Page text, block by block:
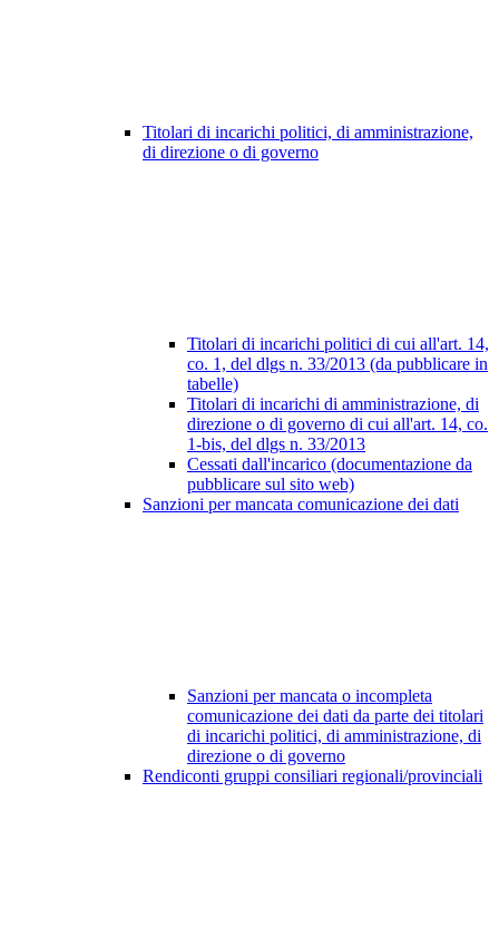
Titolari di incarichi politici, di amministrazione,
di direzione o di governo
Titolari di incarichi politici di cui all'art. 14,
co. 1, del dlgs n. 33/2013 (da pubblicare in
tabelle)
Titolari di incarichi di amministrazione, di
direzione o di governo di cui all'art. 14, co.
1-bis, del dlgs n. 33/2013
Cessati dall'incarico (documentazione da
pubblicare sul sito web)
Sanzioni per mancata comunicazione dei dati
Sanzioni per mancata o incompleta
comunicazione dei dati da parte dei titolari
di incarichi politici, di amministrazione, di
direzione o di governo
Rendiconti gruppi consiliari regionali/provinciali